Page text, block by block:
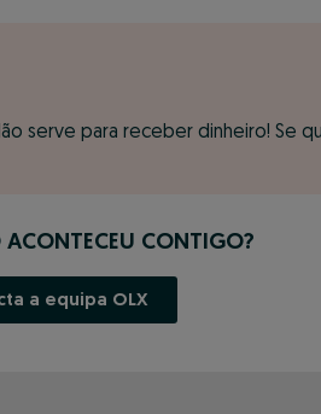
serve para receber dinheiro! Se
ACONTECEU CONTIGO?
a equipa OLX